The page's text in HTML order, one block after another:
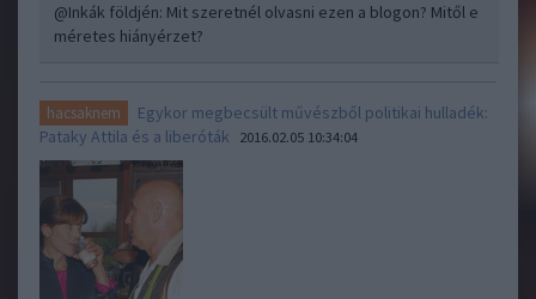
@Inkák földjén: Mit szeretnél olvasni ezen a blogon? Mitől e
méretes hiányérzet?
hacsaknem
Egykor megbecsült művészből politikai hulladék:
Pataky Attila és a liberóták
2016.02.05 10:34:04